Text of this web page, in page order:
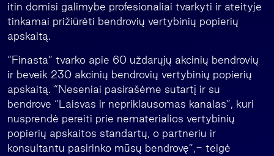
itin domisi galimybe profesionaliai tvarkyti ir ateityje
tinkamai prižiūrėti bendrovių vertybinių popierių
apskaitą.
“Finasta” tvarko apie 60 uždarųjų akcinių bendrovių
ir beveik 230 akcinių bendrovių vertybinių popierių
apskaitą. “Neseniai pasirašėme sutartį ir su
bendrove “Laisvas ir nepriklausomas kanalas”, kuri
nusprendė pereiti prie nematerialios vertybinių
popierių apskaitos standartų, o partneriu ir
konsultantu pasirinko mūsų bendrovę”,- teigė